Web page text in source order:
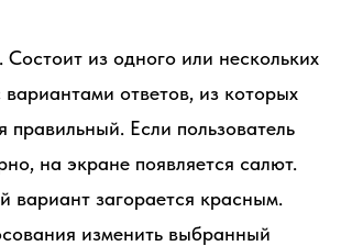
Состоит из одного или нескольких
вариантами ответов, из которых
правильный. Если пользователь
на экране появляется салют.
вариант загорается красным.
изменить выбранный